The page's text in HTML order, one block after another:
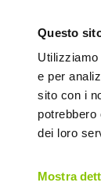
Questo
e per
sito con i
dei loro
Mostra
BICI